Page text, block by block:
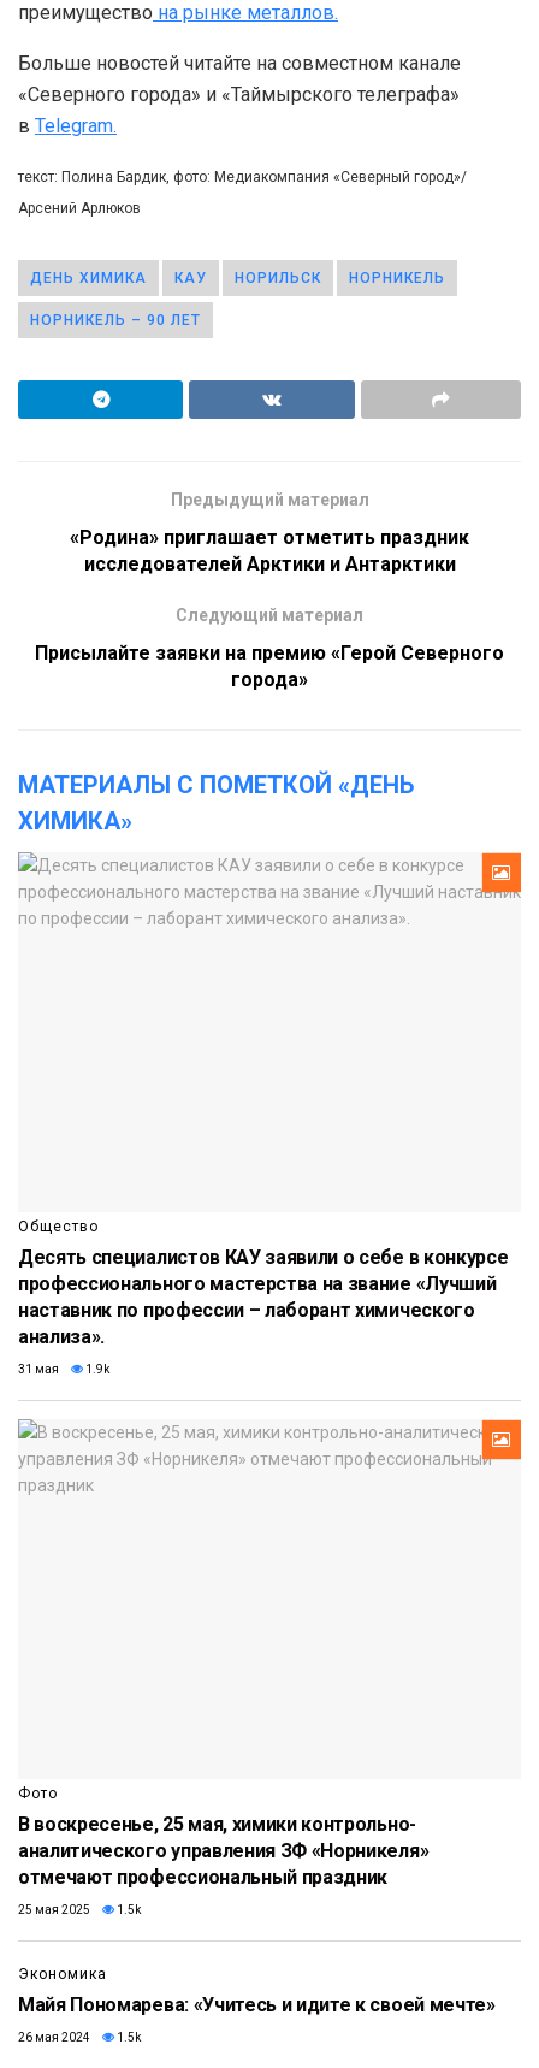
преимущество на рынке металлов.
Больше новостей читайте на совместном канале
«Северного города» и «Таймырского телеграфа»
в Telegram.
текст: Полина Бардик, фото: Медиакомпания «Северный город»/
Арсений Арлюков
ДЕНЬ ХИМИКА КАУ НОРИЛЬСК НОРНИКЕЛЬ
НОРНИКЕЛЬ – 90 ЛЕТ
Предыдущий материал
«Родина» приглашает отметить праздник
исследователей Арктики и Антарктики
Следующий материал
Присылайте заявки на премию «Герой Северного
города»
МАТЕРИАЛЫ С ПОМЕТКОЙ «ДЕНЬ
ХИМИКА»
Общество
Десять специалистов КАУ заявили о себе в конкурсе
профессионального мастерства на звание «Лучший
наставник по профессии – лаборант химического
анализа».
31 мая 1.9k
Фото
В воскресенье, 25 мая, химики контрольно-
аналитического управления ЗФ «Норникеля»
отмечают профессиональный праздник
25 мая 2025 1.5k
Экономика
Майя Пономарева: «Учитесь и идите к своей мечте»
26 мая 2024 1.5k